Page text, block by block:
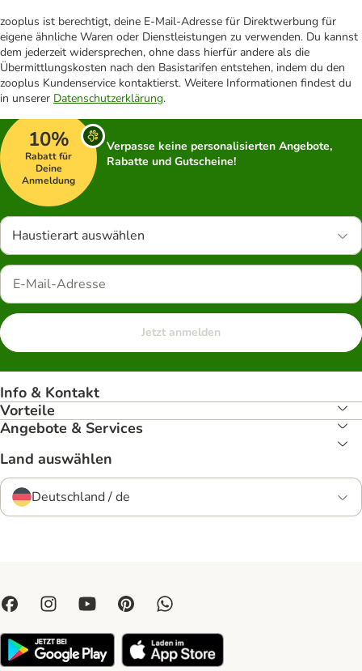
zooplus ist berechtigt, deine E-Mail-Adresse für Direktwerbung für
eigene ähnliche Waren oder Dienstleistungen zu verwenden. Du kannst
dem jederzeit widersprechen, ohne dass hierfür andere als die
Übermittlungskosten nach den Basistarifen entstehen, indem du den
zooplus Kundenservice kontaktierst. Weitere Informationen findest du
in unserer Datenschutzerklärung.
10%
Rabatt für
Deine
Anmeldung
Verpasse keine personalisierten Angebote,
Rabatte und Gutscheine!
Haustierart auswählen
Jetzt anmelden
Info & Kontakt
Vorteile
Angebote & Services
Land auswählen
Deutschland / de